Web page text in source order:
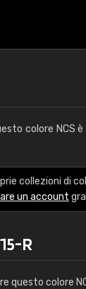
colore NCS
collezioni di
un account
R
questo colore